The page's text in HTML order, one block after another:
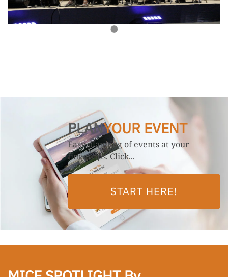
PLANYOUR EVENT
Easy planning of events at your
fingertips. Click...
START HERE!